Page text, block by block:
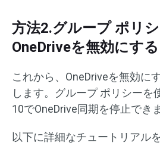
方法2.グループ ポリ
OneDriveを無効にする
これから、OneDriveを無効に
します。グループ ポリシーを
10でOneDrive同期を停止でき
以下に詳細なチュートリアル